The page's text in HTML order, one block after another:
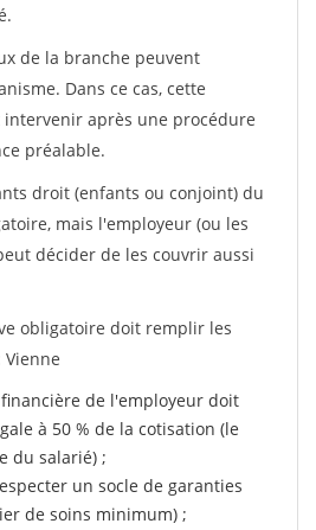
de la branche peuvent
Dans ce cas, cette
après une procédure
préalable.
droit (enfants ou conjoint) du
mais l'employeur (ou les
décider de les couvrir aussi
obligatoire doit remplir les
de l'employeur doit
à 50 % de la cotisation (le
du salarié) ;
un socle de garanties
de soins minimum) ;